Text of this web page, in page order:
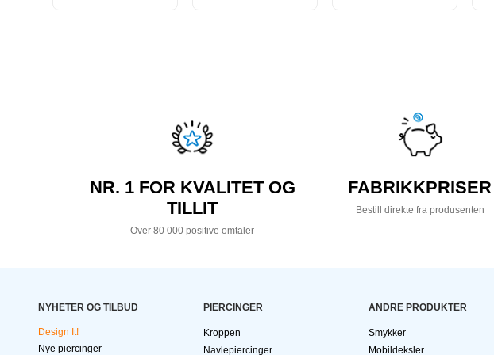
NR. 1 FOR KVALITET OG
TILLIT
Over 80 000 positive omtaler
FABRIKKPRISER
Bestill direkte fra produsenten
NYHETER OG TILBUD
Design It!
Nye piercinger
PIERCINGER
Kroppen
Navlepiercinger
ANDRE PRODUKTER
Smykker
Mobildeksler